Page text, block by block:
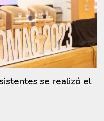
se realizó el